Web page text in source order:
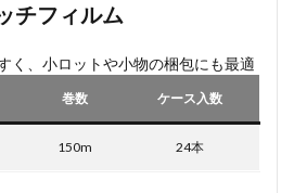
チフィルム
く、小ロットや小物の梱包にも最適
巻数 ケース入数
150m 24本